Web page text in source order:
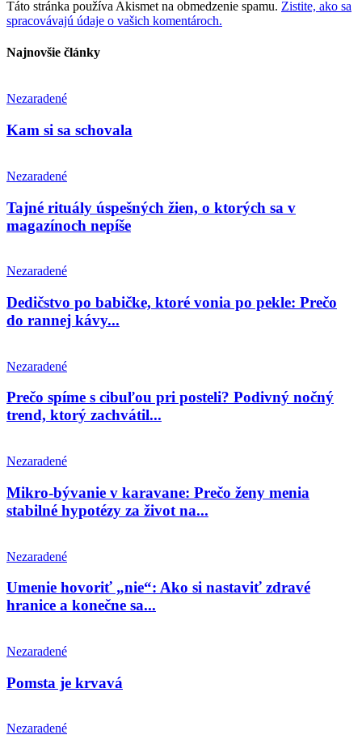
Táto stránka používa Akismet na obmedzenie spamu. Zistite, ako sa
spracovávajú údaje o vašich komentároch.
Najnovšie články
Nezaradené
Kam si sa schovala
Nezaradené
Tajné rituály úspešných žien, o ktorých sa v
magazínoch nepíše
Nezaradené
Dedičstvo po babičke, ktoré vonia po pekle: Prečo
do rannej kávy...
Nezaradené
Prečo spíme s cibuľou pri posteli? Podivný nočný
trend, ktorý zachvátil...
Nezaradené
Mikro-bývanie v karavane: Prečo ženy menia
stabilné hypotézy za život na...
Nezaradené
Umenie hovoriť „nie“: Ako si nastaviť zdravé
hranice a konečne sa...
Nezaradené
Pomsta je krvavá
Nezaradené